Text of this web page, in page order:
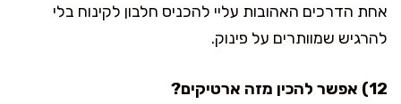
אחת הדרכים האהובות עליי להכניס חלבון לקינוח בלי
להרגיש שמוותרים על פינוק.
12) אפשר להכין מזה ארטיקים?